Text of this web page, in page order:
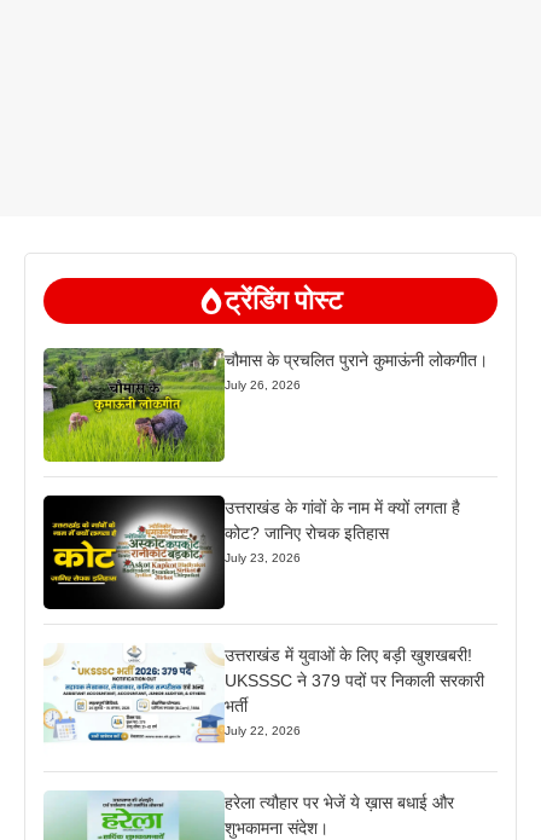
ट्रेंडिंग पोस्ट
चौमास के प्रचलित पुराने कुमाऊंनी लोकगीत।
July 26, 2026
उत्तराखंड के गांवों के नाम में क्यों लगता है
कोट? जानिए रोचक इतिहास
July 23, 2026
उत्तराखंड में युवाओं के लिए बड़ी खुशखबरी!
UKSSSC ने 379 पदों पर निकाली सरकारी
भर्ती
July 22, 2026
हरेला त्यौहार पर भेजें ये ख़ास बधाई और
शुभकामना संदेश।